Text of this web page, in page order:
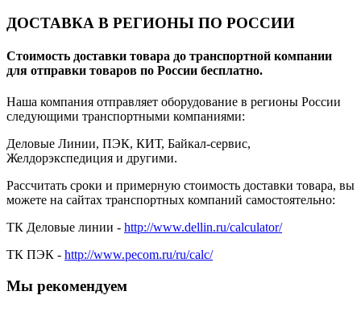
ДОСТАВКА В РЕГИОНЫ ПО РОССИИ
Стоимость доставки товара до транспортной компании
для отправки товаров по России бесплатно.
Наша компания отправляет оборудование в регионы России
следующими транспортными компаниями:
Деловые Линии, ПЭК, КИТ, Байкал-сервис,
Желдорэкспедиция и другими.
Рассчитать сроки и примерную стоимость доставки товара, вы
можете на сайтах транспортных компаний самостоятельно:
ТК Деловые линии - http://www.dellin.ru/calculator/
ТК ПЭК - http://www.pecom.ru/ru/calc/
Мы рекомендуем